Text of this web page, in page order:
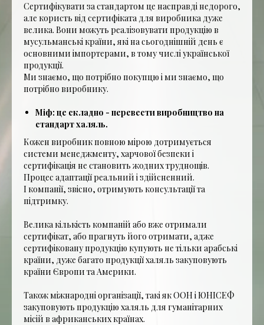
Сертифікувати за стандартом це насправді недорого,
але користь від сертифіката для виробника дуже
велика. Вони можуть реалізовувати продукцію в
мусульманські країни, які на сьогоднішній день є
основними імпортерами, в тому числі української
продукції.
Ми знаємо, що потрібно покупцю і ми знаємо, що
потрібно виробнику.
Міф: це складно - перевести виробництво на
стандарт халяль.
Кожен виробник повною мірою дотримується
системи менеджменту, харчової безпеки і
сертифікація не становить жодних труднощів.
Процес адаптації реальний і здійсненний.
І компанії, звісно, отримують консультації та
підтримку.
Велика кількість компаній або вже отримали
сертифікат, або прагнуть його отримати, адже
сертифіковану продукцію купують не тільки арабські
країни, дуже багато продукції халяль закуповують
країни Європи та Америки.
Також міжнародні організації, такі як ООН і ЮНІСЕФ
закуповують продукцію халяль для гуманітарних
місій в африканських країнах.